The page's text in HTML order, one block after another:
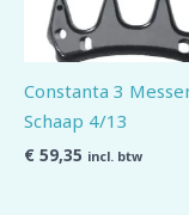
Constanta 3
Schaap 4/13
€ 59,35 incl. btw